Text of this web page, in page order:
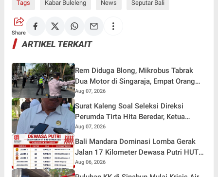
Tags Kabar Buleleng News Seputar Bali
Share
ARTIKEL TERKAIT
Rem Diduga Blong, Mikrobus Tabrak
Dua Motor di Singaraja, Empat Orang
Terluka
Aug 07, 2026
Surat Kaleng Soal Seleksi Direksi
Perumda Tirta Hita Beredar, Ketua
Pansel: Kenapa Tidak Gunakan Masa
Sanggah?
Aug 07, 2026
Bali Mandara Dominasi Lomba Gerak
Jalan 17 Kilometer Dewasa Putri HUT
RI ke-81 di Buleleng
Aug 06, 2026